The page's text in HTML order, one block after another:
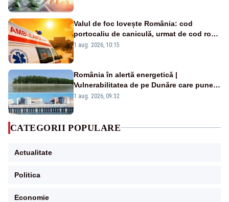
Valul de foc lovește România: cod
portocaliu de caniculă, urmat de cod roșu
duminică. Temperaturile urcă spre 40°C
1 aug. 2026, 10:15
România în alertă energetică |
Vulnerabilitatea de pe Dunăre care pune
în pericol Centrala Cernavodă era
1 aug. 2026, 09:32
CATEGORII POPULARE
Actualitate
Politica
Economie